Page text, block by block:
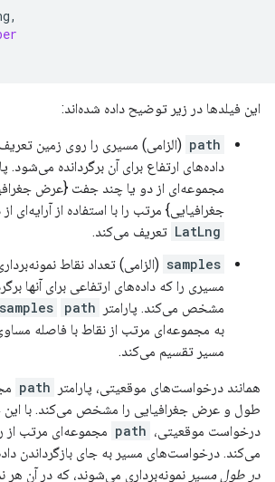
,
این فیلدها در زیر توضیح داده شده‌اند:
path (الزامی) مسیری را روی زمین
داده‌های ارتفاع برای آن برگردانده می‌شود.
مجموعه‌ای از دو یا چند جفت {عرض
جغرافیایی} مرتب را با استفاده از آرایه‌ای
LatLng تعریف می‌کند.
samples (الزامی) تعداد نقاط
مسیری را که داده‌های ارتفاعی برای آنها
مشخص می‌کند. پارامتر
samples path
به مجموعه‌ای مرتب از نقاط با فاصله
مسیر تقسیم می‌کند.
همانند درخواست‌های موقعیتی، پارامتر path
طول و عرض جغرافیایی را مشخص می‌کند. با این
درخواست موقعیتی، path مجموعه‌ای مرتب
می‌کند. درخواست‌های مسیر به جای بازگرداندن
در طول مسیر نمونه‌برداری می‌شوند، که در آن هر